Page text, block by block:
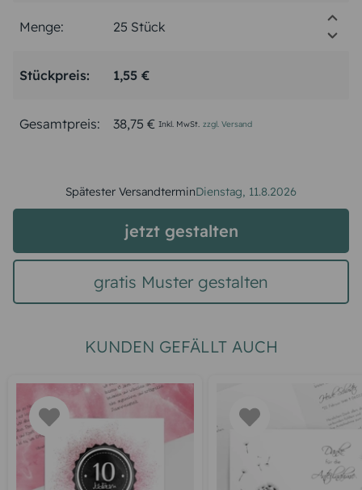
Menge:
Stückpreis: 1,55 €
Gesamtpreis: 38,75 € Inkl. MwSt. zzgl. Versand
Spätester VersandterminDienstag, 11.8.2026
jetzt gestalten
gratis Muster gestalten
KUNDEN GEFÄLLT AUCH